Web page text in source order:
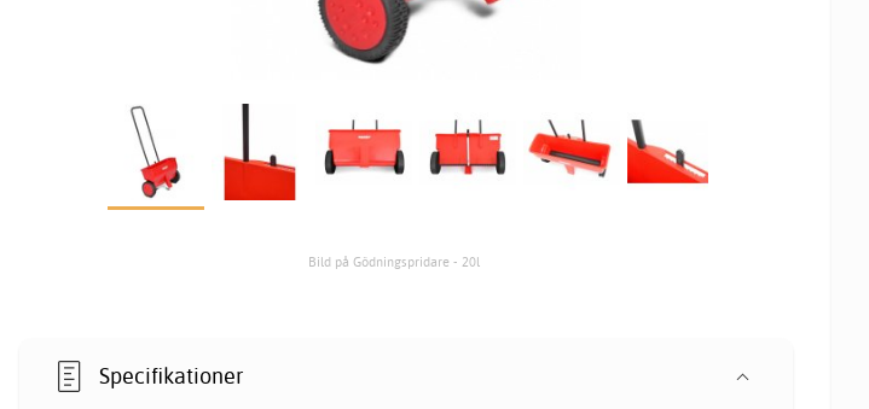
Bild på Gödningspridare - 20l
Specifikationer